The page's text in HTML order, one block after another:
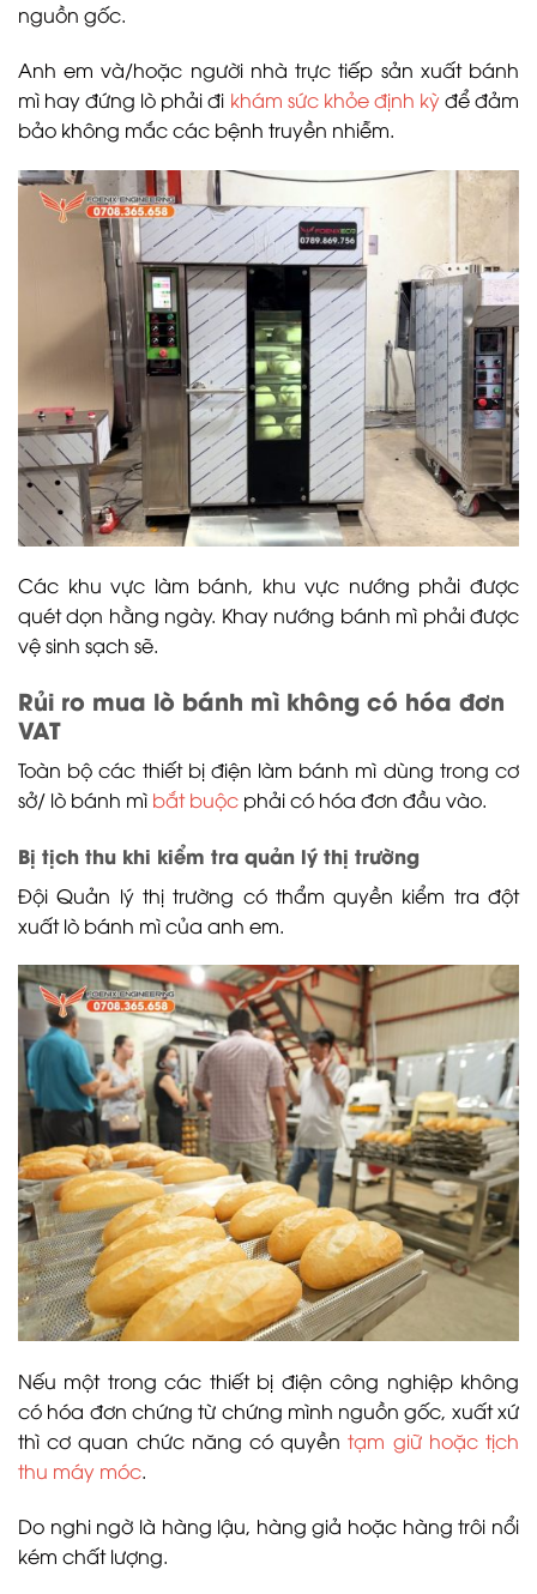
nguồn gốc.
Anh em và/hoặc người nhà trực tiếp sản xuất bánh
mì hay đứng lò phải đi khám sức khỏe định kỳđể đảm
bảo không mắc các bệnh truyền nhiễm.
Các khu vực làm bánh, khu vực nướng phải được
quét dọn hằng ngày. Khay nướng bánh mì phải được
vệ sinh sạch sẽ.
Rủi ro mua lò bánh mì không có hóa đơn
VAT
Toàn bộ các thiết bị điện làm bánh mì dùng trong cơ
sở/ lò bánh mì bắt buộc phải có hóa đơn đầu vào.
Bị tịch thu khi kiểm tra quản lý thị trường
Đội Quản lý thị trường có thẩm quyền kiểm tra đột
xuất lò bánh mì của anh em.
Nếu một trong các thiết bị điện công nghiệp không
có hóa đơn chứng từ chứng mình nguồn gốc, xuất xứ
thì cơ quan chức năng có quyềntạm giữ hoặc tịch
thu máy móc.
Do nghi ngờ là hàng lậu, hàng giả hoặc hàng trôi nổi
kém chất lượng.